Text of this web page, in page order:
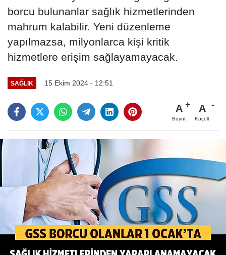
borcu bulunanlar sağlık hizmetlerinden
mahrum kalabilir. Yeni düzenleme
yapılmazsa, milyonlarca kişi kritik
hizmetlere erişim sağlayamayacak.
SAĞLIK 15 Ekim 2024 - 12:51
A
Büyüt
A
Küçült